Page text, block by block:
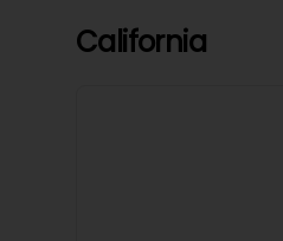
California